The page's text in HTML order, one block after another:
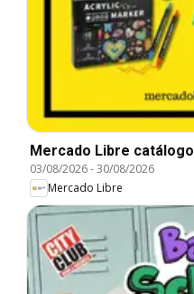
Mercado Libre catálogo
03/08/2026-30/08/2026
Mercado Libre